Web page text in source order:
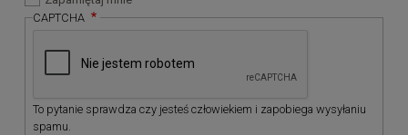
CAPTCHA
To pytanie sprawdza czy jesteś człowiekiem i zapobiega wysyłaniu
spamu.